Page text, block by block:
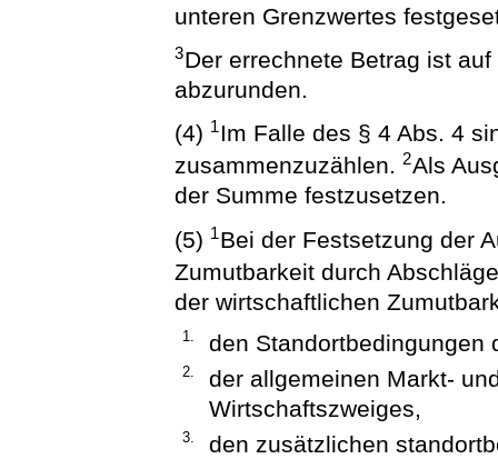
unteren Grenzwertes
3Der errechnete Betrag ist
abzurunden.
(4) 1 Im Falle des § 4 Abs. 4
zusammenzuzählen.2Als
der Summe festzusetzen.
(5) 1Bei der Festsetzung der
Zumutbarkeit durch
der wirtschaftlichen
1. den Standortbedingungen
2.
der allgemeinen Markt-
Wirtschaftszweiges,
3.
den zusätzlichen